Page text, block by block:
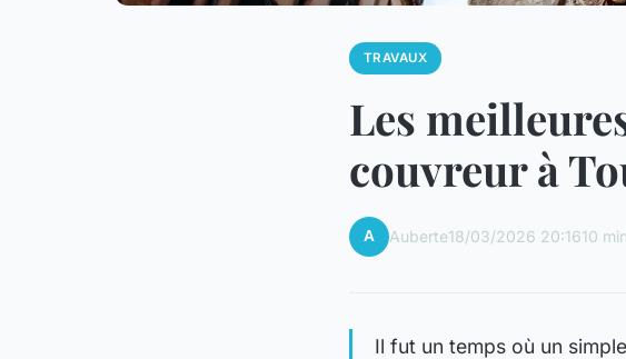
TRAVAUX
Les
couvreur à
A Auberte18/03/2026 20:1610
Il fut un temps où un